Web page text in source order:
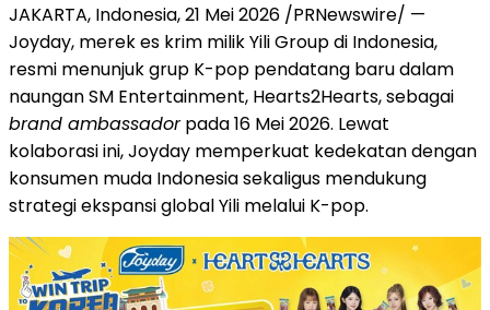
JAKARTA, Indonesia, 21 Mei 2026 /PRNewswire/ —
Joyday, merek es krim milik Yili Group di Indonesia,
resmi menunjuk grup K-pop pendatang baru dalam
naungan SM Entertainment, Hearts2Hearts, sebagai
brand ambassadorpada 16 Mei 2026. Lewat
kolaborasi ini, Joyday memperkuat kedekatan dengan
konsumen muda Indonesia sekaligus mendukung
strategi ekspansi global Yili melalui K-pop.